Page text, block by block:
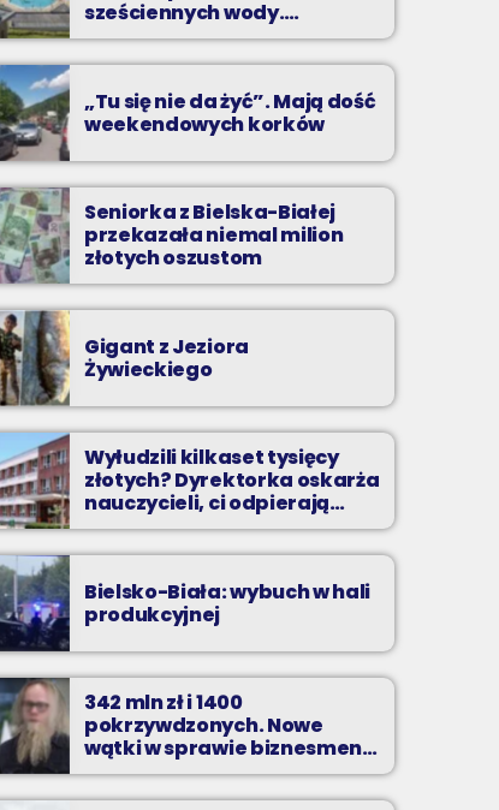
sześciennych wody.
„Ogromne koszty i ogromna
praca”
„Tu się nie da żyć”. Mają dość
weekendowych korków
Seniorka z Bielska-Białej
przekazała niemal milion
złotych oszustom
Gigant z Jeziora
Żywieckiego
Wyłudzili kilkaset tysięcy
złotych? Dyrektorka oskarża
nauczycieli, ci odpierają
zarzuty
Bielsko-Biała: wybuch w hali
produkcyjnej
342 mln zł i 1400
pokrzywdzonych. Nowe
wątki w sprawie biznesmena
z Bielska-Białej